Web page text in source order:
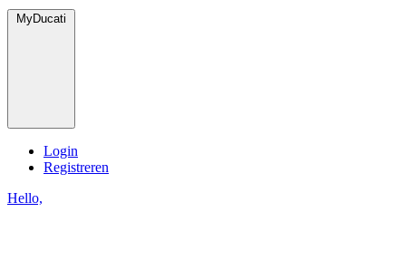
MyDucati
Login
Registreren
Hello,